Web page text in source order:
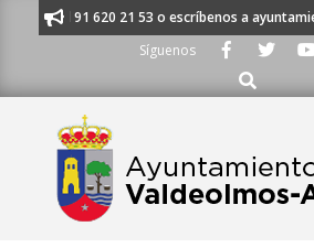
al 91 620 21 53 o escríbenos a
Síguenos
Buscar